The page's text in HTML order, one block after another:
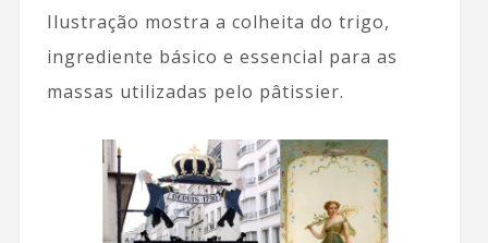
Ilustração mostra a colheita do trigo,
ingrediente básico e essencial para as
massas utilizadas pelo pâtissier.